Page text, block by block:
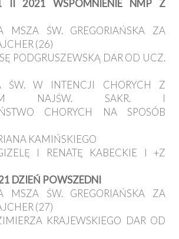
II 2021 WSPOMNIENIE NMP Z
MSZA ŚW. GREGORIAŃSKA ZA
(26)
PODGRUSZEWSKĄ DAR OD UCZ.
W INTENCJI CHORYCH Z
NAJŚW. SAKR. I
CHORYCH NA SPOSÓB
KAMIŃSKIEGO
I RENATĘ KABECKIE I +Z
DZIEŃ POWSZEDNI
MSZA ŚW. GREGORIAŃSKA ZA
(27)
KRAJEWSKIEGO DAR OD